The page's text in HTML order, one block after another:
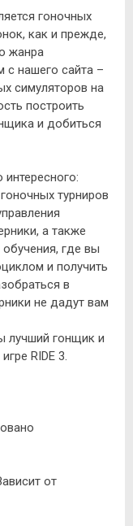
гоночных
как и прежде,
жанра
с нашего сайта –
симуляторов на
построить
и добиться
турниров
а также
где вы
и получить
в
не дадут вам
лучший гонщик и
RIDE 3.
от